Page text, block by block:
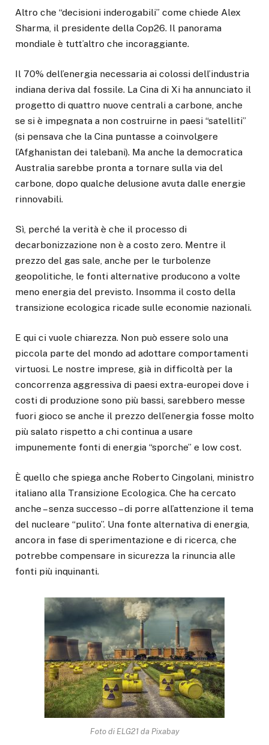
Altro che “decisioni inderogabili” come chiede Alex
Sharma, il presidente della Cop26. Il panorama
mondiale è tutt’altro che incoraggiante.
Il 70% dell’energia necessaria ai colossi dell’industria
indiana deriva dal fossile. La Cina di Xi ha annunciato il
progetto di quattro nuove centrali a carbone, anche
se si è impegnata a non costruirne in paesi “satelliti”
(si pensava che la Cina puntasse a coinvolgere
l’Afghanistan dei talebani). Ma anche la democratica
Australia sarebbe pronta a tornare sulla via del
carbone, dopo qualche delusione avuta dalle energie
rinnovabili.
Sì, perché la verità è che il processo di
decarbonizzazione non è a costo zero. Mentre il
prezzo del gas sale, anche per le turbolenze
geopolitiche, le fonti alternative producono a volte
meno energia del previsto. Insomma il costo della
transizione ecologica ricade sulle economie nazionali.
E qui ci vuole chiarezza. Non può essere solo una
piccola parte del mondo ad adottare comportamenti
virtuosi. Le nostre imprese, già in difficoltà per la
concorrenza aggressiva di paesi extra-europei dove i
costi di produzione sono più bassi, sarebbero messe
fuori gioco se anche il prezzo dell’energia fosse molto
più salato rispetto a chi continua a usare
impunemente fonti di energia “sporche” e low cost.
È quello che spiega anche Roberto Cingolani, ministro
italiano alla Transizione Ecologica. Che ha cercato
anche – senza successo – di porre all’attenzione il tema
del nucleare “pulito”. Una fonte alternativa di energia,
ancora in fase di sperimentazione e di ricerca, che
potrebbe compensare in sicurezza la rinuncia alle
fonti più inquinanti.
Foto di ELG21 da Pixabay